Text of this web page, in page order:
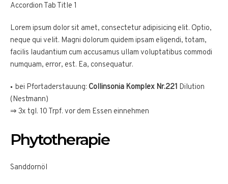
Accordion Tab Title 1
Lorem ipsum dolor sit amet, consectetur adipisicing elit. Optio,
neque qui velit. Magni dolorum quidem ipsam eligendi, totam,
facilis laudantium cum accusamus ullam voluptatibus commodi
numquam, error, est. Ea, consequatur.
bei Pfortaderstauung: Collinsonia Komplex Nr.221 Dilution
(Nestmann)
⇒ 3x tgl. 10 Trpf. vor dem Essen einnehmen
Phytotherapie
Sanddornöl